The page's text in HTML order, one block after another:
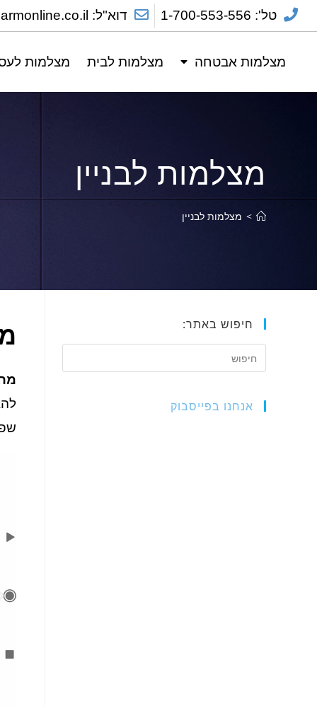
טל': 1-700-553-556 דוא"ל: sales@alarmonline.co.il
מצלמות אבטחה מצלמות לבית מצלמות
מצלמות לבניין
> מצלמות לבניין
חיפוש באתר:
אנחנו בפייסבוק